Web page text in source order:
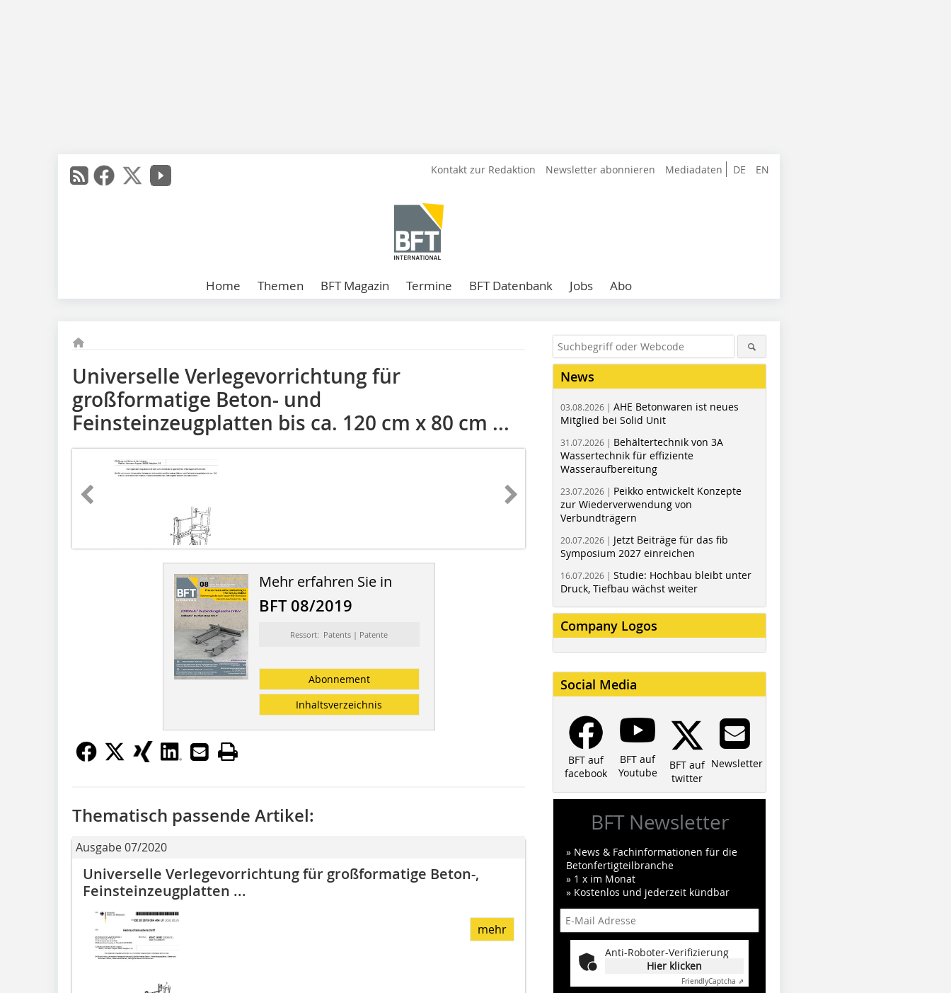
DE EN
Kontakt zur Redaktion Newsletter abonnieren Mediadaten
Home Themen BFT Magazin Termine BFT Datenbank Jobs Abo
Universelle Verlegevorrichtung für
großformatige Beton- und
Feinsteinzeugplatten bis ca. 120 cm x 80 cm ...
Mehr erfahren Sie in
BFT 08/2019
Ressort: Patents | Patente
Abonnement
Inhaltsverzeichnis
Thematisch passende Artikel:
Ausgabe 07/2020
Universelle Verlegevorrichtung für großformatige Beton-,
Feinsteinzeugplatten ...
mehr
News
03.08.2026 | AHE Betonwaren ist neues
Mitglied bei Solid Unit
31.07.2026 | Behältertechnik von 3A
Wassertechnik für effiziente
Wasseraufbereitung
23.07.2026 | Peikko entwickelt Konzepte
zur Wiederverwendung von
Verbundträgern
20.07.2026 | Jetzt Beiträge für das fib
Symposium 2027 einreichen
16.07.2026 | Studie: Hochbau bleibt unter
Druck, Tiefbau wächst weiter
Company Logos
Social Media
BFT auf
facebook
BFT auf
Youtube
BFT auf
twitter
Newsletter
BFT Newsletter
» News & Fachinformationen für die
Betonfertigteilbranche
» 1 x im Monat
» Kostenlos und jederzeit kündbar
Anti-Roboter-Verifizierung
Hier klicken
FriendlyCaptcha ⇗